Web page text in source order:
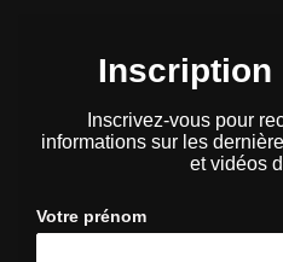
Inscription
Inscrivez-vous pour
informations sur les
et vidéos
Votre prénom